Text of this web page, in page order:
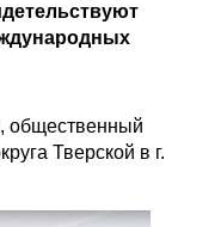
общественный
Тверской в г.